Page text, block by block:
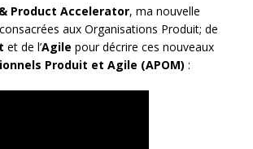
Product Accelerator, ma nouvelle
aux Organisations Produit; de
et de l’Agile pour décrire ces nouveaux
Produit et Agile (APOM) :